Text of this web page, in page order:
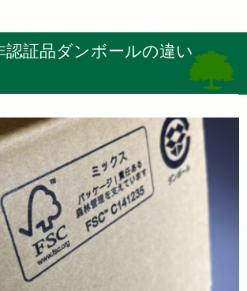
認証品ダンボールの違い